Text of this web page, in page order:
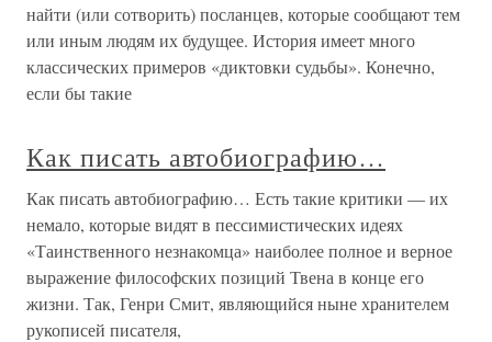
найти (или сотворить) посланцев, которые сообщают тем
или иным людям их будущее. История имеет много
классических примеров «диктовки судьбы». Конечно,
если бы такие
Как писать автобиографию…
Как писать автобиографию… Есть такие критики — их
немало, которые видят в пессимистических идеях
«Таинственного незнакомца» наиболее полное и верное
выражение философских позиций Твена в конце его
жизни. Так, Генри Смит, являющийся ныне хранителем
рукописей писателя,